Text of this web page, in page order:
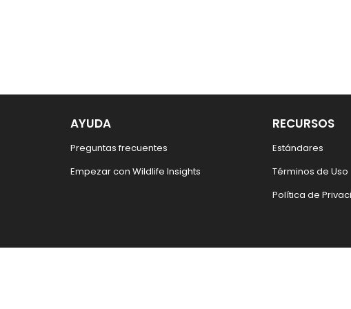
AYUDA
Preguntas frecuentes
Empezar con Wildlife Insights
RECURSOS
Estándares
Términos de Uso
Política de